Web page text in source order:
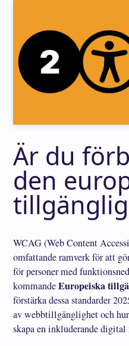
Är du
den
WCAG (Web Content
omfattande ramverk för att
för personer med
kommandeEuropeiska
förstärka dessa standarder
av webbtillgänglighet och
skapa en inkluderande